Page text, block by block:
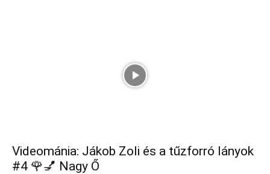
Videománia: Jákob Zoli és a tűzforró lányok
#4 🌹💅 Nagy Ő